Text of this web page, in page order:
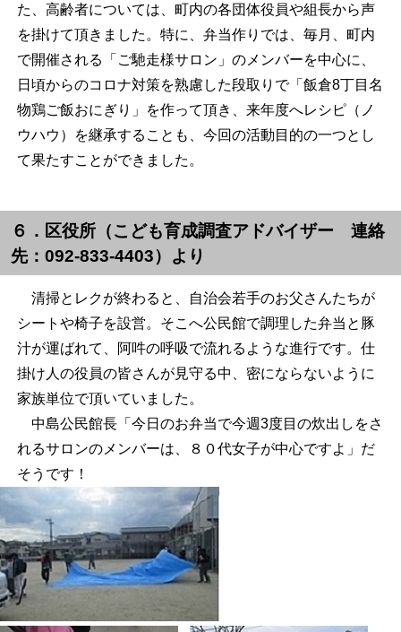
た、高齢者については、町内の各団体役員や組長から声
を掛けて頂きました。特に、弁当作りでは、毎月、町内
で開催される「ご馳走様サロン」のメンバーを中心に、
日頃からのコロナ対策を熟慮した段取りで「飯倉8丁目名
物鶏ご飯おにぎり」を作って頂き、来年度へレシピ（ノ
ウハウ）を継承することも、今回の活動目的の一つとし
て果たすことができました。
６．区役所（こども育成調査アドバイザー 連絡
先：092-833-4403）より
清掃とレクが終わると、自治会若手のお父さんたちが
シートや椅子を設営。そこへ公民館で調理した弁当と豚
汁が運ばれて、阿吽の呼吸で流れるような進行です。仕
掛け人の役員の皆さんが見守る中、密にならないように
家族単位で頂いていました。
中島公民館長「今日のお弁当で今週3度目の炊出しをさ
れるサロンのメンバーは、８０代女子が中心ですよ」だ
そうです！